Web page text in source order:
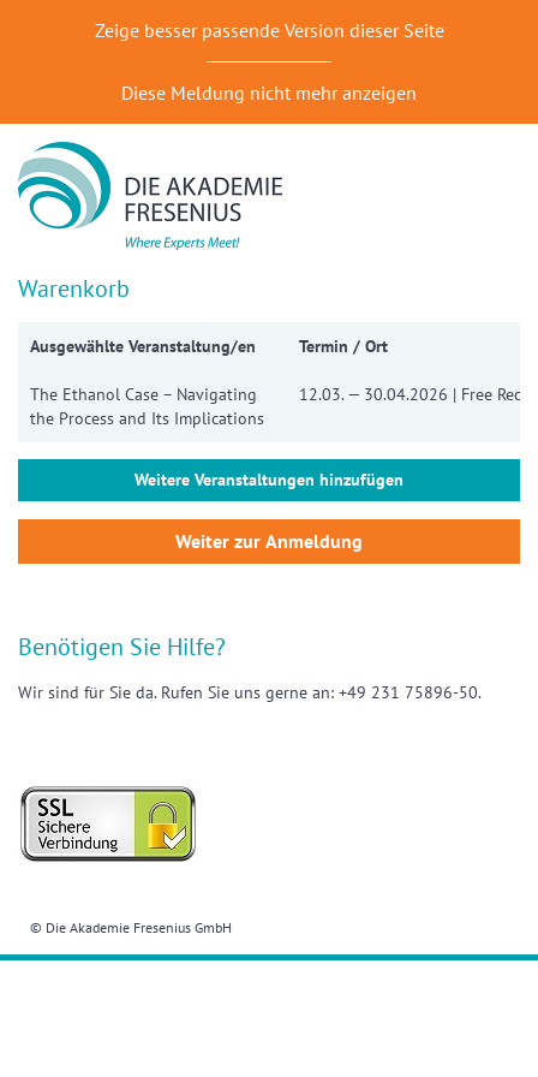
Zeige besser passende Version dieser Seite
Diese Meldung nicht mehr anzeigen
Warenkorb
Ausgewählte Veranstaltung/en Termin / Ort
The Ethanol Case – Navigating
the Process and Its Implications
12.03. — 30.04.2026 | Free
Weitere Veranstaltungen hinzufügen
Benötigen Sie Hilfe?
Wir sind für Sie da. Rufen Sie uns gerne an: +49 231 75896-50.
© Die Akademie Fresenius GmbH